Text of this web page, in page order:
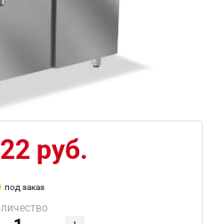
руб.
под заказ